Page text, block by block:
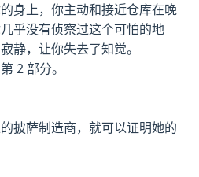
身上，你主动和接近仓库在晚
乎没有侦察过这个可怕的地
静，让你失去了知觉。
2 部分。
披萨制造商，就可以证明她的